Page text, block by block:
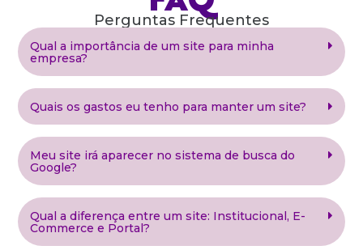
Perguntas Frequentes
Qual a importância de um site para minha
empresa?
Quais os gastos eu tenho para manter um site?
Meu site irá aparecer no sistema de busca do
Google?
Qual a diferença entre um site: Institucional, E-
Commerce e Portal?